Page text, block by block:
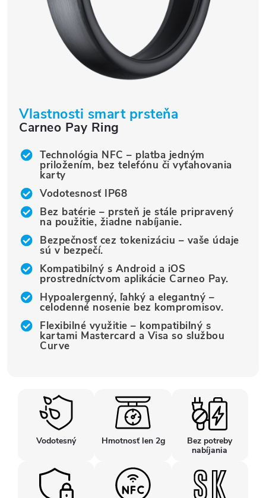
Vlastnosti smart prsteňa
Carneo Pay Ring
Technológia NFC – platba jedným
priložením, bez telefónu či vyťahovania
karty
Vodotesnosť IP68
Bez batérie – prsteň je stále pripravený
na použitie, žiadne nabíjanie.
Bezpečnosť cez tokenizáciu – vaše údaje
sú v bezpečí.
Kompatibilný s Android a iOS
prostredníctvom aplikácie Carneo Pay.
Hypoalergenný, ľahký a elegantný –
celodenné nosenie bez kompromisov.
Flexibilné využitie – kompatibilný s
kartami Mastercard a Visa so službou
Curve
Vodotesný Hmotnosť len 2g
Bez potreby
nabíjania